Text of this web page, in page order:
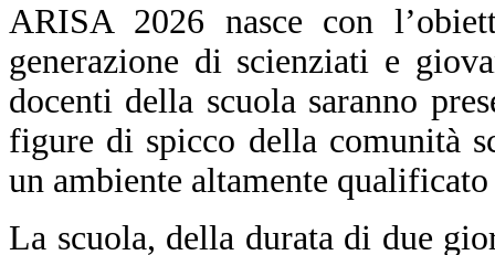
ARISA 2026 nasce con
generazione di scienziati e
docenti della scuola saranno
figure di spicco della comunità
un ambiente altamente
La scuola, della durata di due